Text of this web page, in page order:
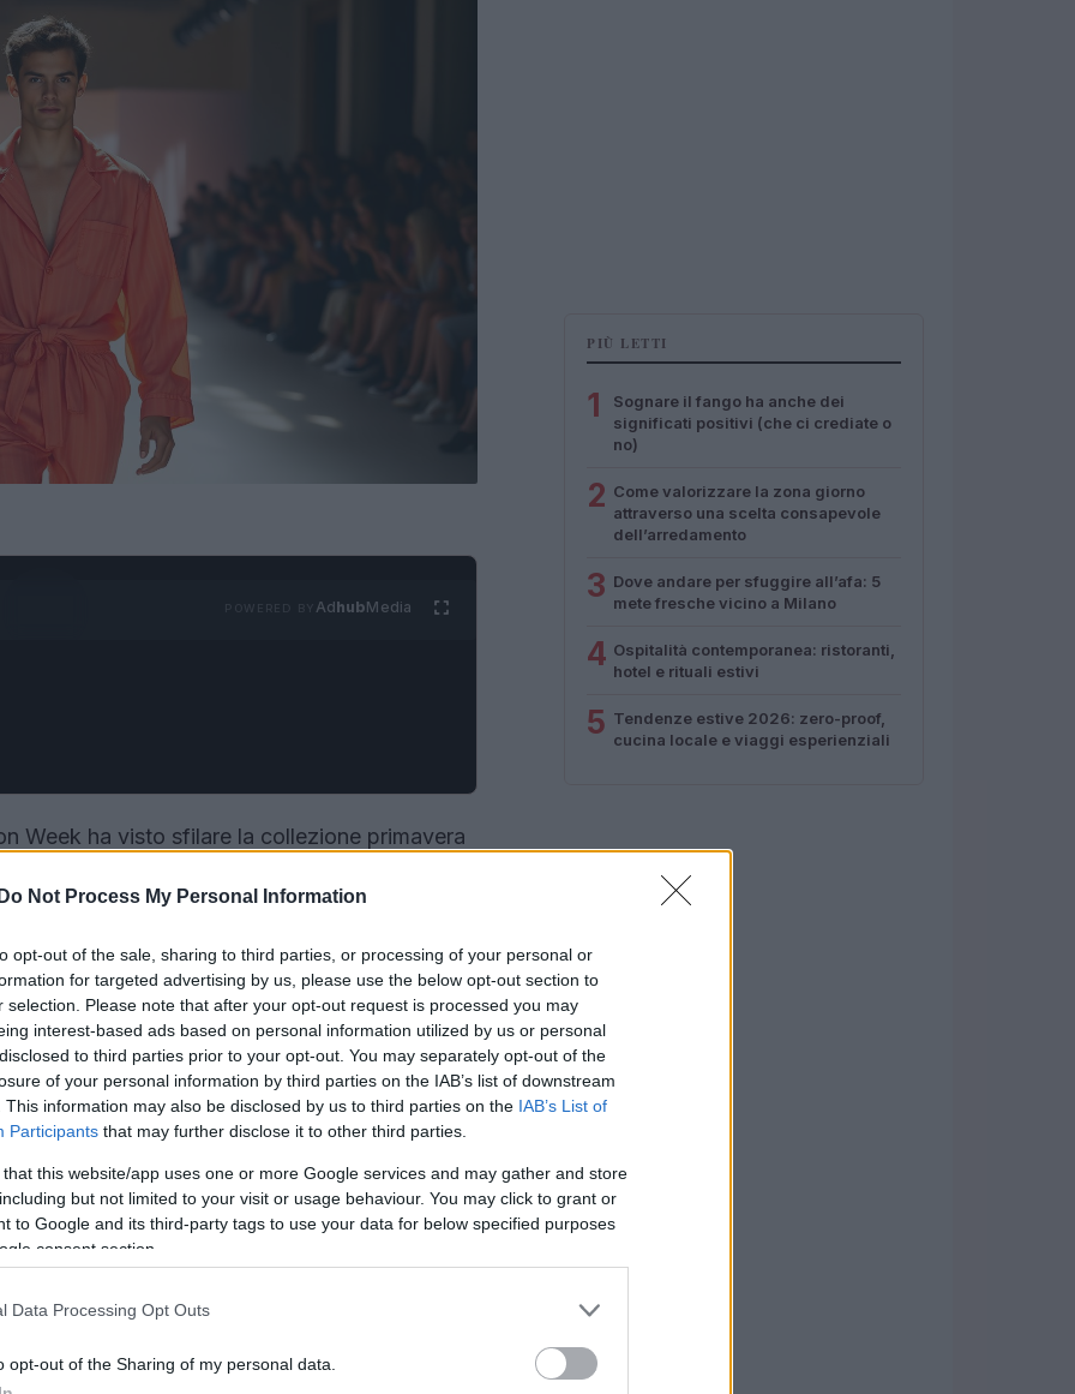
Do Not Process My Personal Information
opt-out of the sale, sharing to third parties, or processing of your personal or
for targeted advertising by us, please use the below opt-out section to
selection. Please note that after your opt-out request is processed you may
interest-based ads based on personal information utilized by us or personal
to third parties prior to your opt-out. You may separately opt-out of the
of your personal information by third parties on the IAB’s list of downstream
This information may also be disclosed by us to third parties on the IAB’s List of
Participants that may further disclose it to other third parties.
that this website/app uses one or more Google services and may gather and store
but not limited to your visit or usage behaviour. You may click to grant or
to Google and its third-party tags to use your data for below specified purposes
consent section.
Data Processing Opt Outs
opt-out of the Sharing of my personal data.
AdhubMedia
Week ha visto sfilare la collezione primavera
Domenico Dolce e Stefano Gabbana hanno
elementi di moda maschile e
perfettamente il desiderio di libertà espressivo
PIÙ LETTI
1
Sognare il fango ha anche dei
significati positivi (che ci crediate o
no)
2 Come valorizzare la zona giorno
attraverso una scelta consapevole
dell’arredamento
3 Dove andare per sfuggire all’afa: 5
mete fresche vicino a Milano
4 Ospitalità contemporanea: ristoranti,
hotel e rituali estivi
5 Tendenze estive 2026: zero-proof,
cucina locale e viaggi esperienziali